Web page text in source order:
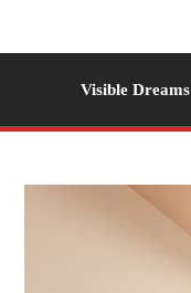
Visible Dreams